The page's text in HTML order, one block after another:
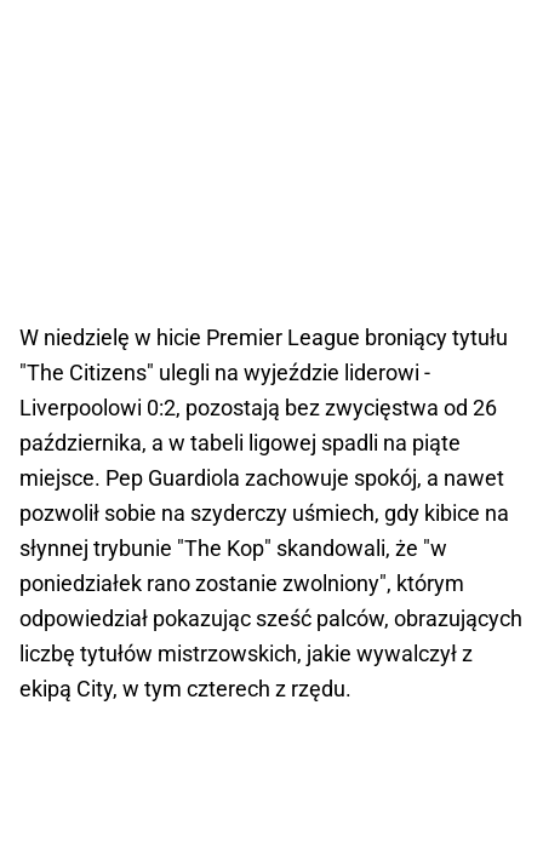
W niedzielę w hicie Premier League broniący tytułu
"The Citizens" ulegli na wyjeździe liderowi -
Liverpoolowi 0:2, pozostają bez zwycięstwa od 26
października, a w tabeli ligowej spadli na piąte
miejsce. Pep Guardiola zachowuje spokój, a nawet
pozwolił sobie na szyderczy uśmiech, gdy kibice na
słynnej trybunie "The Kop" skandowali, że "w
poniedziałek rano zostanie zwolniony", którym
odpowiedział pokazując sześć palców, obrazujących
liczbę tytułów mistrzowskich, jakie wywalczył z
ekipą City, w tym czterech z rzędu.